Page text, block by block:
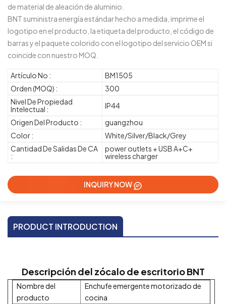
de material de aleación de aluminio.
BNT suministra energía estándar hecho a medida, imprime el
logotipo en el producto, la etiqueta del producto, el código de
barras y el paquete colorido con el logotipo del servicio OEM si
coincide con nuestro MOQ.
Artículo No :
BM1505
Orden (MOQ) :
300
Nivel De Propiedad
Intelectual :
IP44
Origen Del Producto :
guangzhou
Color :
White/Silver/Black/Grey
Cantidad De Salidas De CA
:
power outlets + USB A+C+
wireless charger
INQUIRY NOW
PRODUCT INTRODUCTION
Descripción del zócalo de escritorio BNT
Nombre del
producto
Enchufe emergente motorizado de
cocina